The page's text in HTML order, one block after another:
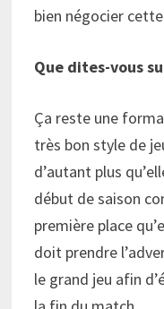
bien négocier
Que dites-vous
Ça reste une
très bon style de
d’autant plus
début de saison
première place
doit prendre
le grand jeu afin